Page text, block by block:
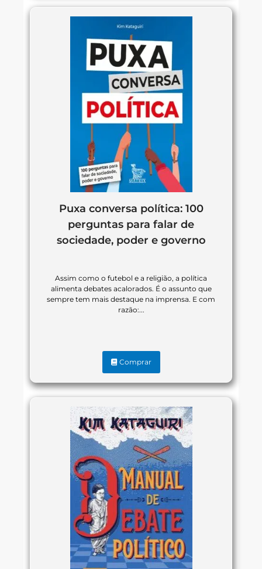
Puxa conversa política: 100
perguntas para falar de
sociedade, poder e governo
Assim como o futebol e a religião, a política
alimenta debates acalorados. É o assunto que
sempre tem mais destaque na imprensa. E com
razão:...
Comprar